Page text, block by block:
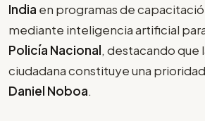
India en programas de
mediante inteligencia artificial
Policía Nacional, destacando que
ciudadana constituye una
Daniel Noboa.